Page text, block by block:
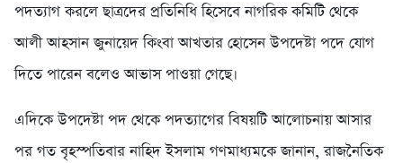
পদত্যাগ করলে ছাত্রদের প্রতিনিধি হিসেবে নাগরিক কমিটি থেকে
আলী আহসান জুনায়েদ কিংবা আখতার হোসেন উপদেষ্টা পদে যোগ
দিতে পারেন বলেও আভাস পাওয়া গেছে।
এদিকে উপদেষ্টা পদ থেকে পদত্যাগের বিষয়টি আলোচনায় আসার
পর গত বৃহস্পতিবার নাহিদ ইসলাম গণমাধ্যমকে জানান, রাজনৈতিক